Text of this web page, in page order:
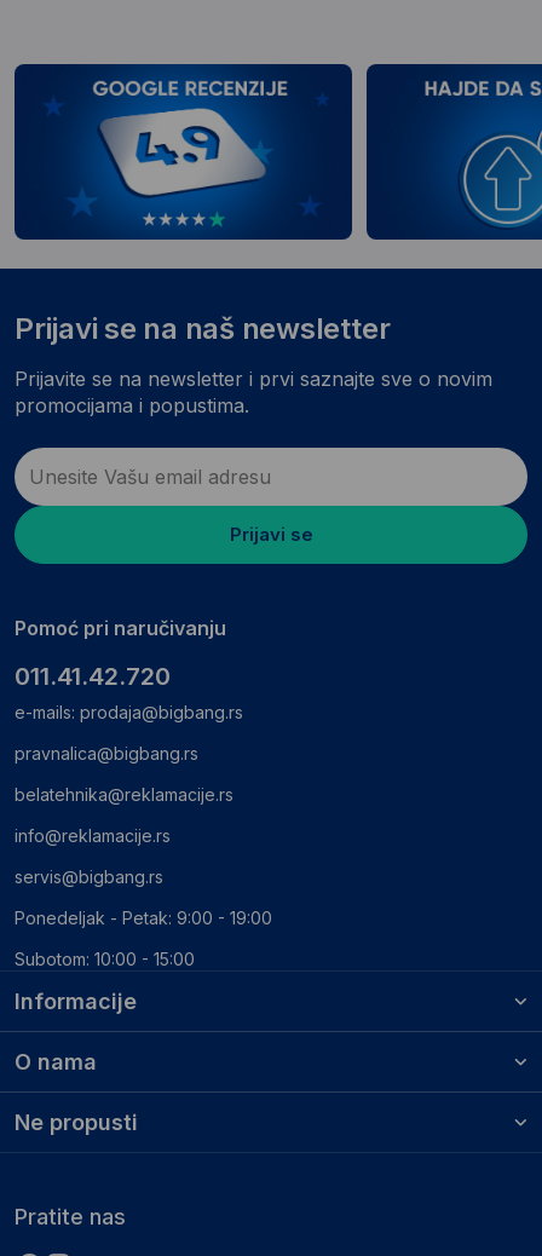
Informacije
O nama
Ne propusti
Prijavi se na naš newsletter
Prijavite se na newsletter i prvi saznajte sve o novim
promocijama i popustima.
Prijavi se
Pomoć pri naručivanju
011.41.42.720
e-mails: prodaja@bigbang.rs
pravnalica@bigbang.rs
belatehnika@reklamacije.rs
info@reklamacije.rs
servis@bigbang.rs
Ponedeljak - Petak: 9:00 - 19:00
Subotom: 10:00 - 15:00
Pratite nas